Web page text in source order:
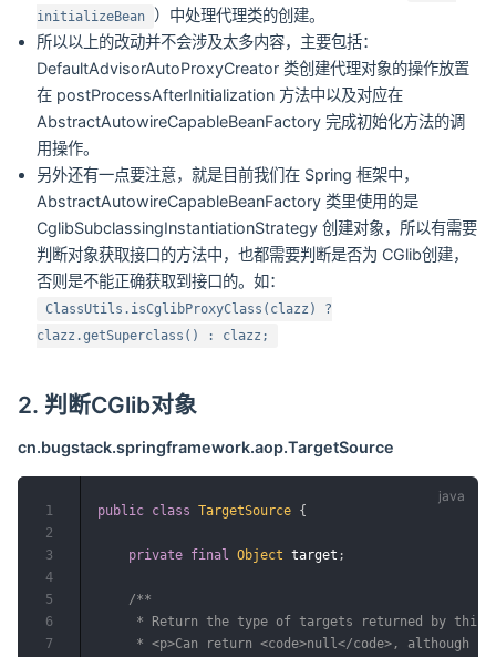
initializeBean
）中处理代理类的创建。
所以以上的改动并不会涉及太多内容，主要包括：
DefaultAdvisorAutoProxyCreator 类创建代理对象的操作放置
在 postProcessAfterInitialization 方法中以及对应在
AbstractAutowireCapableBeanFactory 完成初始化方法的调
用操作。
另外还有一点要注意，就是目前我们在 Spring 框架中，
AbstractAutowireCapableBeanFactory 类里使用的是
CglibSubclassingInstantiationStrategy 创建对象，所以有需要
判断对象获取接口的方法中，也都需要判断是否为 CGlib创建，
否则是不能正确获取到接口的。如：
ClassUtils.isCglibProxyClass(clazz) ?
clazz.getSuperclass() : clazz;
2. 判断CGlib对象
cn.bugstack.springframework.aop.TargetSource
public class TargetSource {
private final Object target ;
/**
* Return the type of targets returned by this
* <p>Can return <code>null</code>, although
1
2
3
4
5
6
7